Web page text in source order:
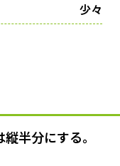
少々
半分にする。